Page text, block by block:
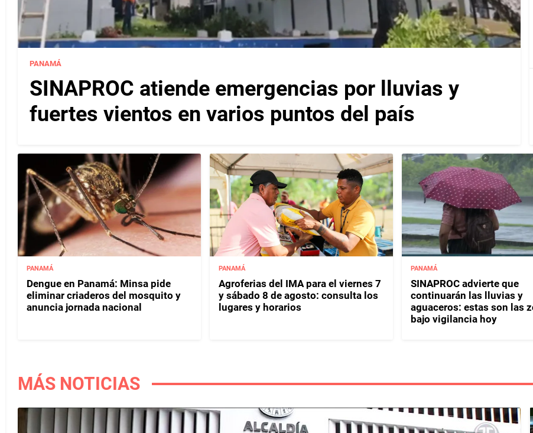
PANAMÁ
SINAPROC atiende emergencias por lluvias y
fuertes vientos en varios puntos del país
PANAMÁ
Dengue en Panamá: Minsa pide
eliminar criaderos del mosquito y
anuncia jornada nacional
PANAMÁ
Agroferias del IMA para el viernes 7
y sábado 8 de agosto: consulta los
lugares y horarios
PANAMÁ
SINAPROC advierte que
continuarán las lluvias y
aguaceros: estas son las
bajo vigilancia hoy
MÁS NOTICIAS